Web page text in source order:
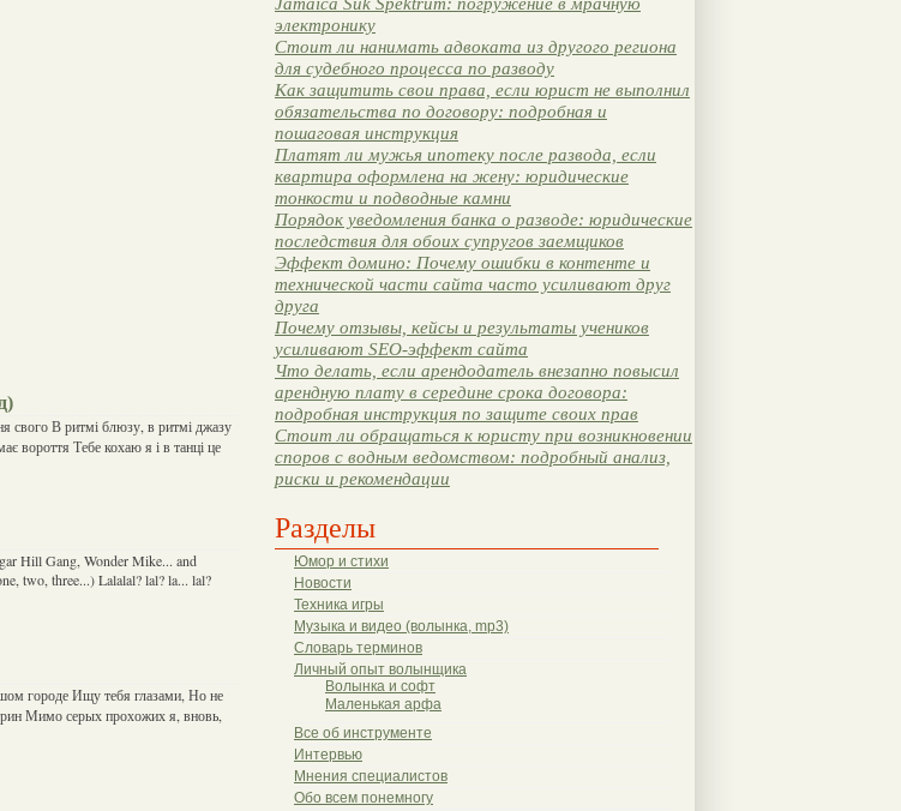
электронику
Стоит ли нанимать адвоката из другого региона
для судебного процесса по разводу
Как защитить свои права, если юрист не выполнил
обязательства по договору: подробная и
пошаговая инструкция
Платят ли мужья ипотеку после развода, если
квартира оформлена на жену: юридические
тонкости и подводные камни
Порядок уведомления банка о разводе: юридические
последствия для обоих супругов заемщиков
Эффект домино: Почему ошибки в контенте и
технической части сайта часто усиливают друг
друга
Почему отзывы, кейсы и результаты учеников
усиливают SEO-эффект сайта
Что делать, если арендодатель внезапно повысил
арендную плату в середине срока договора:
подробная инструкция по защите своих прав
Стоит ли обращаться к юристу при возникновении
споров с водным ведомством: подробный анализ,
риски и рекомендации
Разделы
Юмор и стихи
Новости
Техника игры
Музыка и видео (волынка, mp3)
Словарь терминов
Личный опыт волынщика
Волынка и софт
Маленькая арфа
Все об инструменте
Интервью
Мнения специалистов
Обо всем понемногу
свого В ритмі блюзу, в ритмі джазу
Тебе кохаю я і в танці це
Hill Gang, Wonder Mike... and
two, three...) Lalalal? lal? la... lal?
городе Ищу тебя глазами, Но не
Мимо серых прохожих я, вновь,